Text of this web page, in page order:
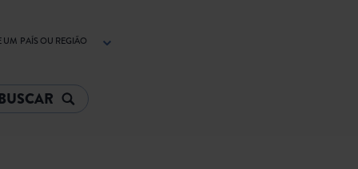
UM PAÍS OU REGIÃO